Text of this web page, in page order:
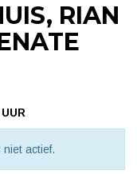
RIAN
actief.